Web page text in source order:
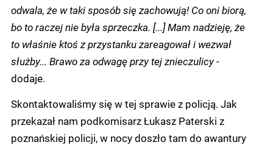
odwala, że w taki sposób się zachowują! Co oni biorą,
bo to raczej nie była sprzeczka. [...] Mam nadzieję, że
to właśnie ktoś z przystanku zareagował i wezwał
służby... Brawo za odwagę przy tej znieczulicy -
dodaje.
Skontaktowaliśmy się w tej sprawie z policją. Jak
przekazał nam podkomisarz Łukasz Paterski z
poznańskiej policji, w nocy doszło tam do awantury